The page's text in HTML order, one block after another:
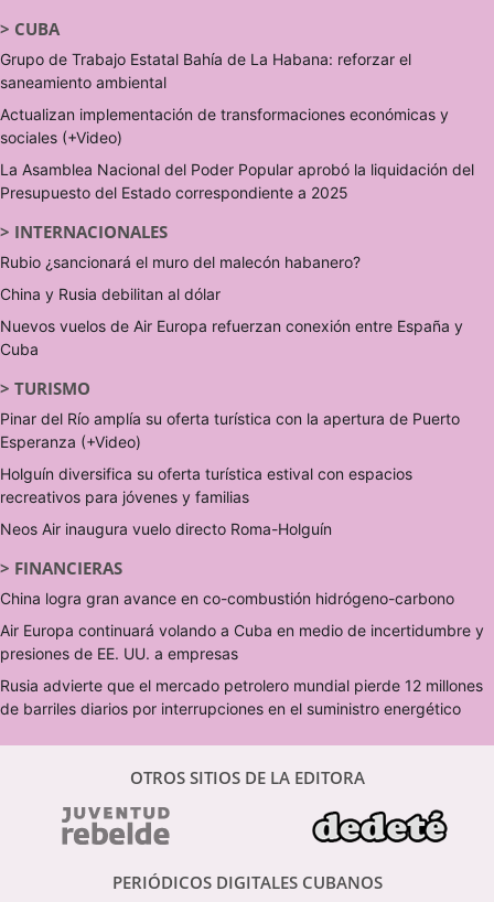
> CUBA
Grupo de Trabajo Estatal Bahía de La Habana: reforzar el
saneamiento ambiental
Actualizan implementación de transformaciones económicas y
sociales (+Video)
La Asamblea Nacional del Poder Popular aprobó la liquidación del
Presupuesto del Estado correspondiente a 2025
> INTERNACIONALES
Rubio ¿sancionará el muro del malecón habanero?
China y Rusia debilitan al dólar
Nuevos vuelos de Air Europa refuerzan conexión entre España y
Cuba
> TURISMO
Pinar del Río amplía su oferta turística con la apertura de Puerto
Esperanza (+Video)
Holguín diversifica su oferta turística estival con espacios
recreativos para jóvenes y familias
Neos Air inaugura vuelo directo Roma-Holguín
> FINANCIERAS
China logra gran avance en co-combustión hidrógeno-carbono
Air Europa continuará volando a Cuba en medio de incertidumbre y
presiones de EE. UU. a empresas
Rusia advierte que el mercado petrolero mundial pierde 12 millones
de barriles diarios por interrupciones en el suministro energético
OTROS SITIOS DE LA EDITORA
PERIÓDICOS DIGITALES CUBANOS